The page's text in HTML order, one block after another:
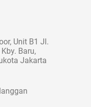
Unit B1 Jl.
Baru,
Jakarta